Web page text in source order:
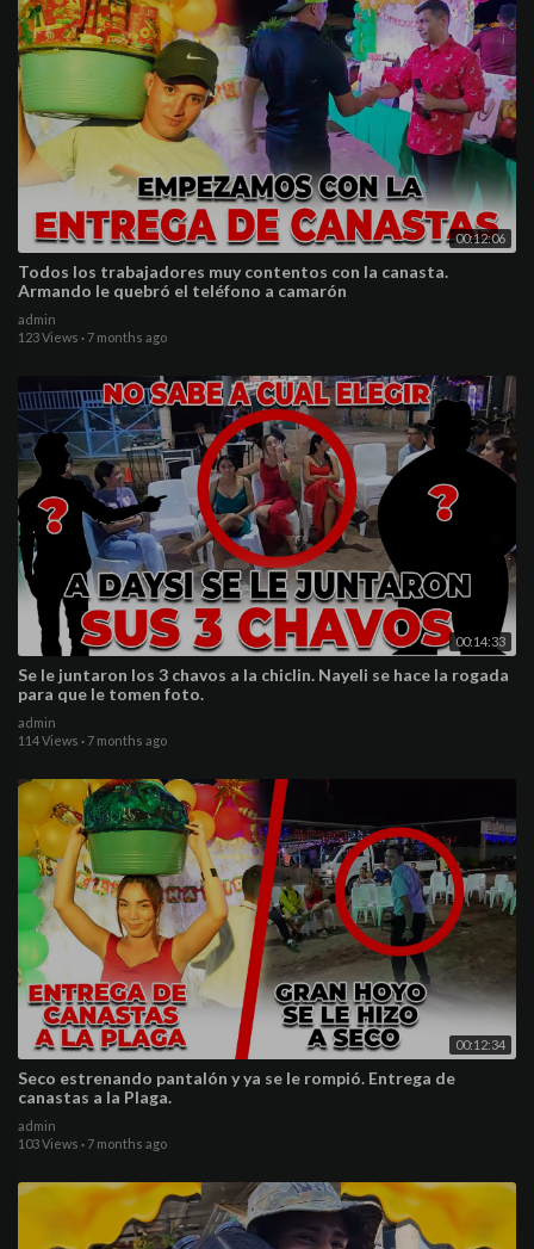
00:12:06
Todos los trabajadores muy contentos con la canasta.
Armando le quebró el teléfono a camarón
admin
123 Views ·7 months ago
00:14:33
Se le juntaron los 3 chavos a la chiclin. Nayeli se hace la rogada
para que le tomen foto.
admin
114 Views ·7 months ago
00:12:34
Seco estrenando pantalón y ya se le rompió. Entrega de
canastas a la Plaga.
admin
103 Views ·7 months ago